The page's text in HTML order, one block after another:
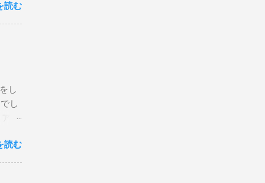
構成
私
元
信
で
っ
い
読む
し
し
分
し
読む